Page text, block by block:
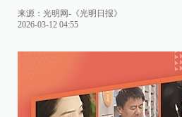
来源： 光明网-《光明日报》
2026-03-12 04:55